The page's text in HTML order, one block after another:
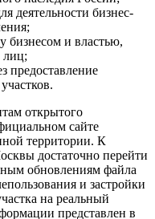
деятельности бизнес-
бизнесом и властью,
лиц;
предоставление
открытого
сайте
территории. К
достаточно перейти
обновлениям файла
и застройки
на реальный
представлен в